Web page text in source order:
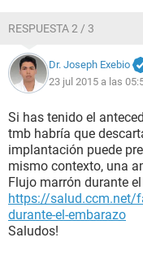
RESPUESTA 2 / 3
Dr. Joseph Exebio
23 jul 2015 a las
Si has tenido el
tmb habría que
implantación puede
mismo contexto, una
Flujo marrón durante
https://salud.ccm.net/
durante-el-embarazo
Saludos!